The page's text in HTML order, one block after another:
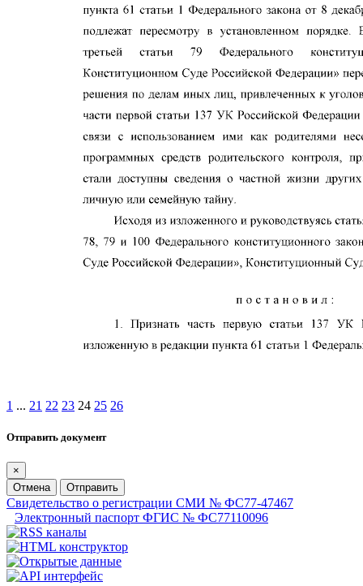
1 ... 21 22 23 24 25 26
Отправить документ
×
Отмена
Отправить
Свидетельство о регистрации СМИ № ФС77-47467
Электронный паспорт ФГИС № ФС77110096